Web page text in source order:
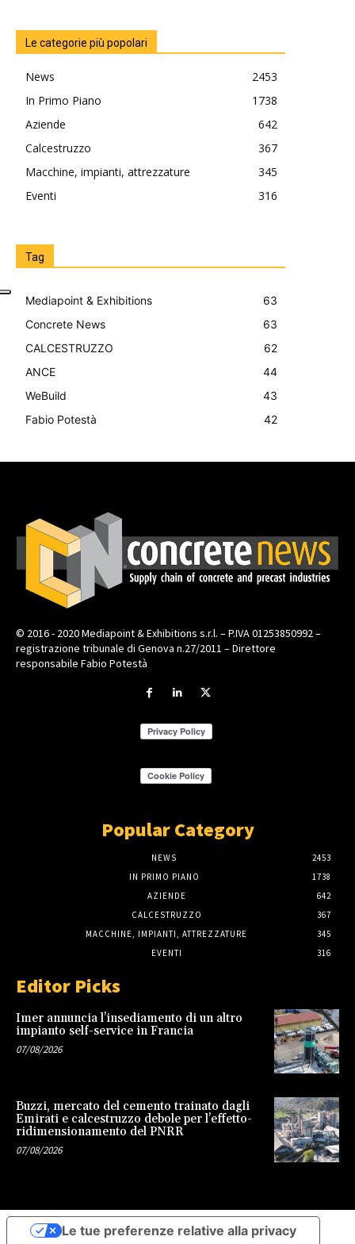
Le categorie più popolari
News
2453
In Primo Piano
1738
Aziende
642
Calcestruzzo
367
Macchine, impianti, attrezzature
345
Eventi
316
Tag
Mediapoint & Exhibitions
63
Concrete News
63
CALCESTRUZZO
62
ANCE
44
WeBuild
43
Fabio Potestà
42
© 2016 - 2020 Mediapoint & Exhibitions s.r.l. – P.IVA 01253850992 –
registrazione tribunale di Genova n.27/2011 – Direttore
responsabile Fabio Potestà
Popular Category
NEWS
2453
IN PRIMO PIANO
1738
AZIENDE
642
CALCESTRUZZO
367
MACCHINE, IMPIANTI, ATTREZZATURE
345
EVENTI
316
Editor Picks
Imer annuncia l’insediamento di un altro
impianto self-service in Francia
07/08/2026
Buzzi, mercato del cemento trainato dagli
Emirati e calcestruzzo debole per l’effetto-
ridimensionamento del PNRR
07/08/2026
Le tue preferenze relative alla privacy